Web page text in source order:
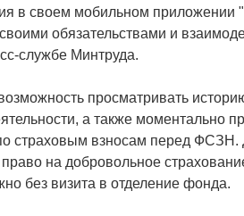
в своем мобильном
обязательствами и
службе Минтруда.
просматривать
а также моментально
страховым взносам перед
на добровольное
без визита в отделение фонда.